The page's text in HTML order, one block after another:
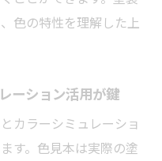
色の特性を理解した上
ーション活用が鍵
カラーシミュレーショ
す。色見本は実際の塗